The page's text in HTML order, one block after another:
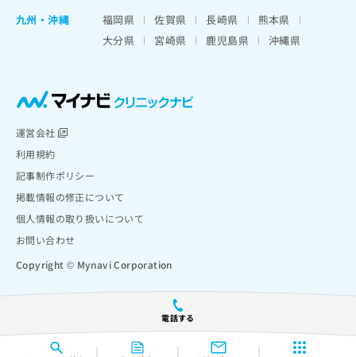
電話する
九州・沖縄
福岡県 佐賀県 長崎県
熊本県
大分県
宮崎県 鹿児島県 沖縄県
運営会社
利用規約
記事制作ポリシー
掲載情報の修正について
個人情報の取り扱いについて
お問い合わせ
Copyright © Mynavi Corporation